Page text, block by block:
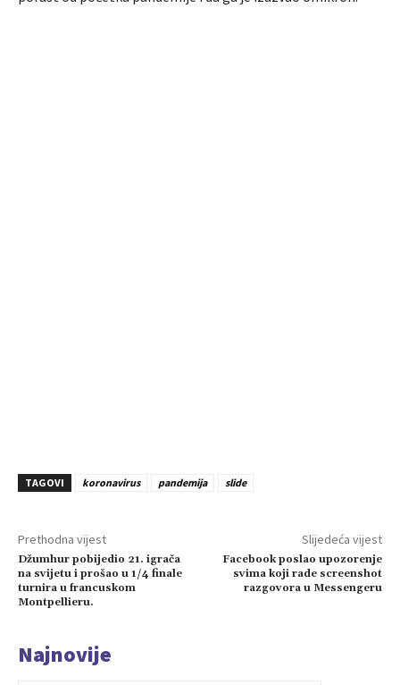
TAGOVI koronavirus pandemija slide
Prethodna vijest
Džumhur pobijedio 21. igrača
na svijetu i prošao u 1/4 finale
turnira u francuskom
Montpellieru.
Slijedeća vijest
Facebook poslao upozorenje
svima koji rade screenshot
razgovora u Messengeru
Najnovije